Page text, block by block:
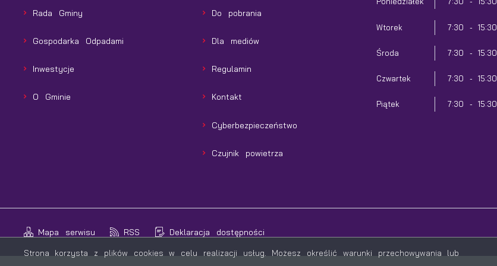
Rada Gminy
Gospodarka Odpadami
Inwestycje
O Gminie
Do pobrania
Dla mediów
Regulamin
Kontakt
Cyberbezpieczeństwo
Czujnik powietrza
Wtorek 7:30 - 15:30
Środa 7:30 - 15:30
Czwartek 7:30 - 15:30
Piątek 7:30 - 15:30
Mapa serwisu RSS Deklaracja dostępności
Strona korzysta z plików cookies w celu realizacji usług. Możesz określić warunki przechowywania lub